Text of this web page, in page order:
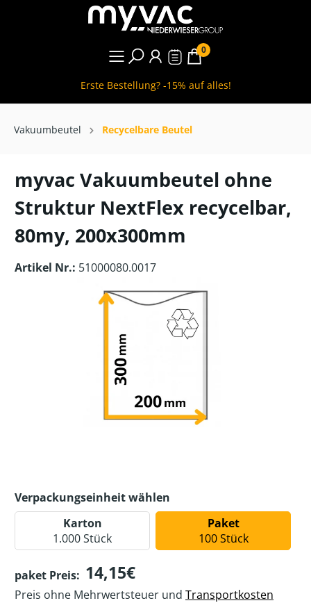
0
Erste Bestellung? -15% auf alles!
Vakuumbeutel Recycelbare Beutel
myvac Vakuumbeutel ohne
Struktur NextFlex recycelbar,
80my, 200x300mm
Artikel Nr.: 51000080.0017
Verpackungseinheit wählen
Karton
1.000 Stück
Paket
100 Stück
paket Preis: 14,15€
Preis ohne Mehrwertsteuer und Transportkosten